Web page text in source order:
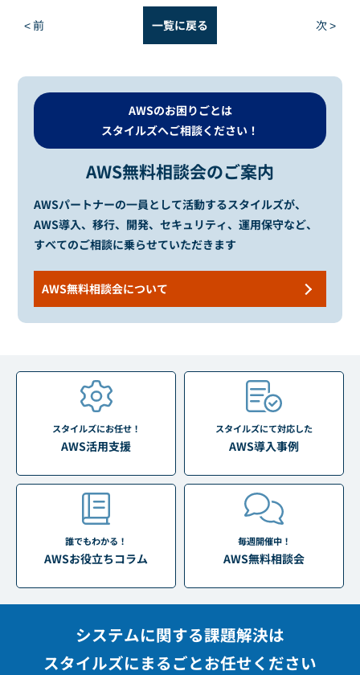
< 前 一覧に戻る 次 >
AWSのお困りごとは
スタイルズへご相談ください！
AWS無料相談会のご案内
AWSパートナーの一員として活動するスタイルズが、
AWS導入、移行、開発、セキュリティ、運用保守など、
すべてのご相談に乗らせていただきます
AWS無料相談会について
スタイルズにお任せ！
AWS活用支援
スタイルズにて対応した
AWS導入事例
誰でもわかる！
AWSお役立ちコラム
毎週開催中！
AWS無料相談会
システムに関する課題解決は
スタイルズにまるごとお任せください